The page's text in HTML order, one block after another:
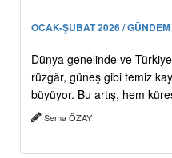
OCAK-ŞUBAT 2026 / GÜNDEM
Dünya genelinde ve
rüzgâr, güneş gibi temiz
büyüyor. Bu artış, hem
Sema ÖZAY